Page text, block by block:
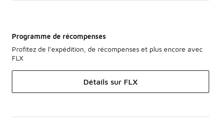
Programme de récompenses
Profitez de l’expédition, de récompenses et plus encore avec
FLX
Détails sur FLX